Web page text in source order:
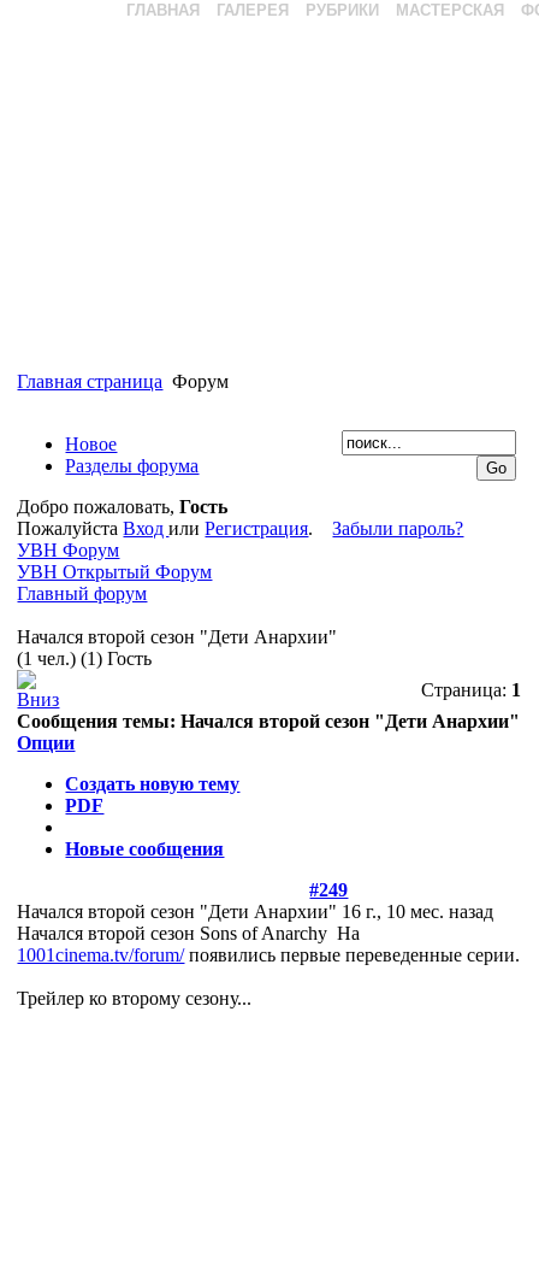
ГЛАВНАЯ ГАЛЕРЕЯ РУБРИКИ МАСТЕРСКАЯ
Главная страница Форум
Новое
Разделы форума
Добро пожаловать,Гость
ПожалуйстаВходилиРегистрация.Забыли пароль?
УВН Форум
УВН Открытый Форум
Главный форум
Начался второй сезон "Дети Анархии"
(1 чел.) (1) Гость
Страница: 1
Сообщения темы: Начался второй сезон "Дети Анархии"
Опции
Создать новую тему
PDF
Новые сообщения
#249
Начался второй сезон "Дети Анархии" 16 г., 10 мес. назад
Начался второй сезон Sons of Anarchy На
1001cinema.tv/forum/появились первые переведенные серии.
Трейлер ко второму сезону...